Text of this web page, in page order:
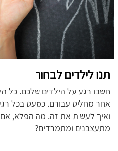
תנו לילדים לבחור
חשבו רגע על הילדים שלכם. כל
אחר מחליט עבורם. כמעט בכל
ואיך לעשות את זה. מה הפלא,
מתעצבנים ומתמרדים?